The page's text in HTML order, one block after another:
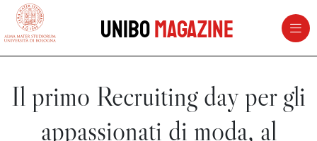
vai al contenuto della pagina
UniboMagazine
Il primo Recruiting day per gli
appassionati di moda, al